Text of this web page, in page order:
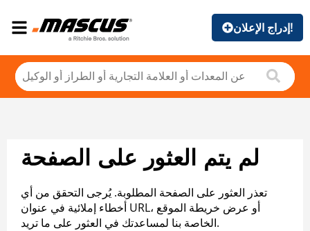
إدراج الإعلان!
لم يتم العثور على الصفحة
تعذر العثور على الصفحة المطلوبة. يُرجى التحقق من أي
أخطاء إملائية في عنوان URL، أو عرض خريطة الموقع
الخاصة بنا لمساعدتك في العثور على ما تريد.